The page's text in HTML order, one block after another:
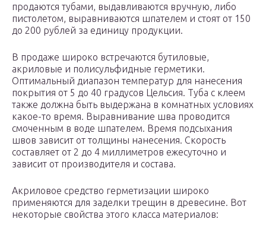
продаются тубами, выдавливаются вручную, либо
пистолетом, выравниваются шпателем и стоят от 150
до 200 рублей за единицу продукции.
В продаже широко встречаются бутиловые,
акриловые и полисульфидные герметики.
Оптимальный диапазон температур для нанесения
покрытия от 5 до 40 градусов Цельсия. Туба с клеем
также должна быть выдержана в комнатных условиях
какое-то время. Выравнивание шва проводится
смоченным в воде шпателем. Время подсыхания
швов зависит от толщины нанесения. Скорость
составляет от 2 до 4 миллиметров ежесуточно и
зависит от производителя и состава.
Акриловое средство герметизации широко
применяются для заделки трещин в древесине. Вот
некоторые свойства этого класса материалов: